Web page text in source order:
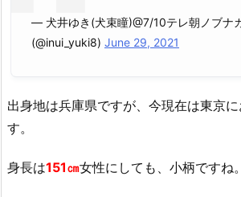
— 犬井ゆき(犬束瞳)@7/10テレ朝ノブナ
(@inui_yuki8) June 29, 2021
出身地は兵庫県ですが、今現在は東京
す。
身長は151㎝女性にしても、小柄ですね。